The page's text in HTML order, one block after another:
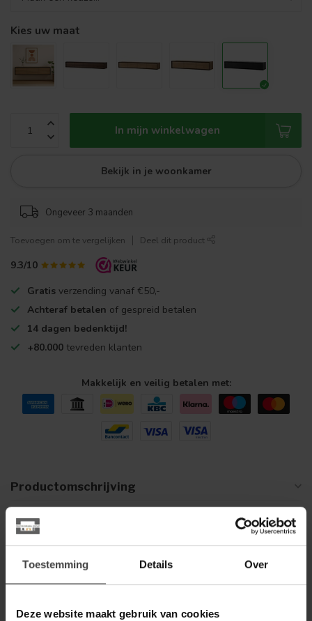
Toestemming Details Over
Deze website maakt gebruik van cookies
Kies uw maat
In mijn winkelwagen
Bekijk in je woonkamer
Ongeveer 3 maanden
Toevoegen om te vergelijken Deel dit product
9.3/10
Gratis verzending vanaf €50,-
Achteraf betalen of gespreid betalen
14 dagen bedenktijd!
+80.000 tevreden klanten
Makkelijk en veilig betalen met:
Productomschrijving
Reviews
Gerelateerde producten
Starfurn Zwevend tv meubel